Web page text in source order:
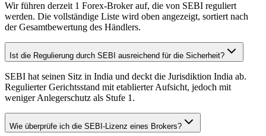
Wir führen derzeit 1 Forex-Broker auf, die von SEBI reguliert
werden. Die vollständige Liste wird oben angezeigt, sortiert nach
der Gesamtbewertung des Händlers.
Ist die Regulierung durch SEBI ausreichend für die Sicherheit?
SEBI hat seinen Sitz in India und deckt die Jurisdiktion India ab.
Regulierter Gerichtsstand mit etablierter Aufsicht, jedoch mit
weniger Anlegerschutz als Stufe 1.
Wie überprüfe ich die SEBI-Lizenz eines Brokers?